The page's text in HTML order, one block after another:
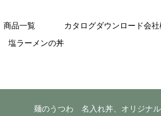
商品一覧
塩ラーメンの丼
カタログダウンロード会
麺のうつわ 名入れ丼、オリジナル